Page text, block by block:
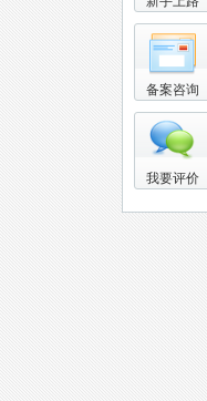
备案咨询
我要评价